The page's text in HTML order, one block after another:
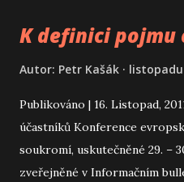
and have decided to stay in it.
as the laws of the Universe.
#eluvia #eluvialand
K definici pojmu
Autor: Petr Kašák listopadu
Publikováno | 16. Listopad,
účastníků Konference
soukromí, uskutečněné 29. –
zveřejněné v Informačním